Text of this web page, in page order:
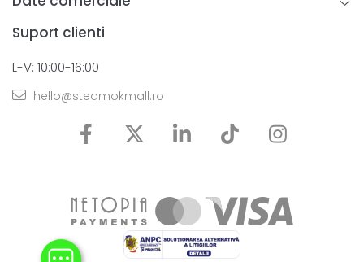
Suport clienti
L-V: 10:00-16:00
hello@steamokmall.ro